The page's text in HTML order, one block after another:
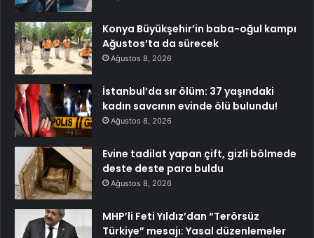
Konya Büyükşehir’in baba-oğul kampı
Ağustos’ta da sürecek
Ağustos 8, 2026
İstanbul’da sır ölüm: 37 yaşındaki
kadın savcının evinde ölü bulundu!
Ağustos 8, 2026
Evine tadilat yapan çift, gizli bölmede
deste deste para buldu
Ağustos 8, 2026
MHP’li Feti Yıldız’dan “Terörsüz
Türkiye” mesajı: Yasal düzenlemeler